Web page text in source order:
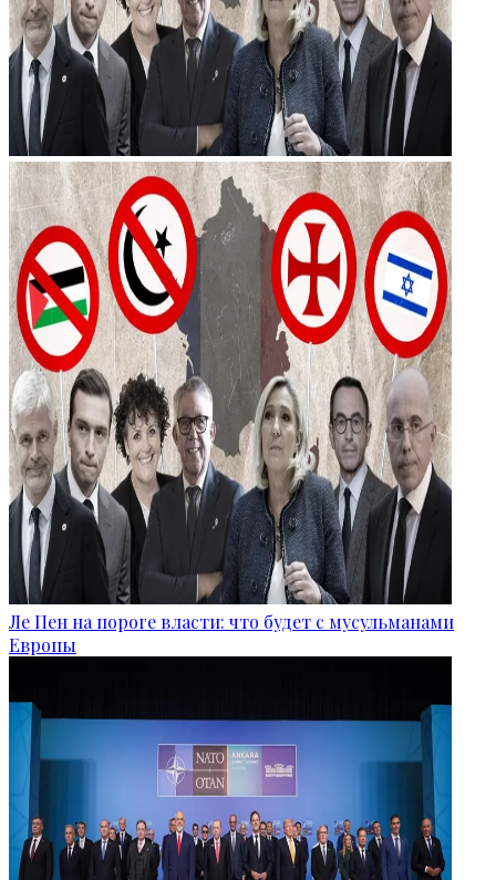
Ле Пен на пороге власти: что будет с мусульманами
Европы